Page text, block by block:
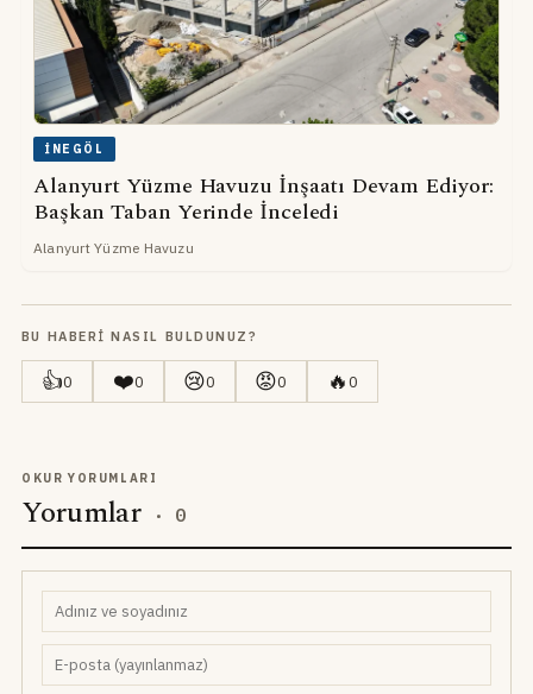
İNEGÖL
Alanyurt Yüzme Havuzu İnşaatı Devam Ediyor:
Başkan Taban Yerinde İnceledi
Alanyurt Yüzme Havuzu
BU HABERI NASIL BULDUNUZ?
👍0 ❤️0 😢0 😡0 🔥0
OKUR YORUMLARI
Yorumlar · 0